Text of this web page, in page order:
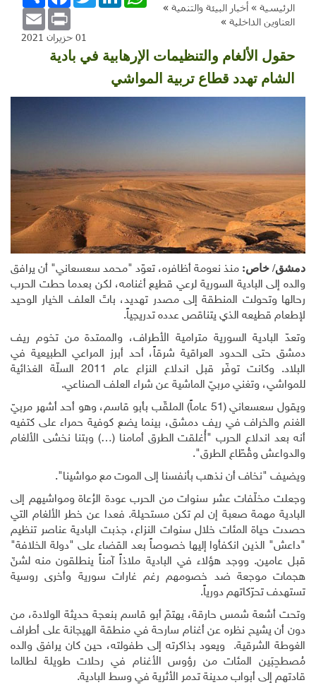
الرئيسية » أخبار البيئة والتنمية »
العناوين الداخلية »
Email Print
01 حزيران 2021
حقول الألغام والتنظيمات الإرهابية في بادية
الشام تهدد قطاع تربية المواشي
دمشق/ خاص: منذ نعومة أظافره، تعوّد "محمد سعسعاني" أن يرافق
والده إلى البادية السورية لرعي قطيع أغنامه، لكن بعدما حطت الحرب
رحالها وتحولت المنطقة إلى مصدر تهديد، باتَ العلف الخيار الوحيد
لإطعام قطيعه الذي يتناقص عدده تدريجياً.
وتعدّ البادية السورية مترامية الأطراف، والممتدة من تخوم ريف
دمشق حتى الحدود العراقية شرقاً، أحد أبرز المراعي الطبيعية في
البلاد. وكانت توفّر قبل اندلاع النزاع عام 2011 السلّة الغذائية
للمواشي، وتغني مربيّ الماشية عن شراء العلف الصناعي.
ويقول سعسعاني (51 عاماً) الملقّب بأبو قاسم، وهو أحد أشهر مربيّ
الغنم والخراف في ريف دمشق، بينما يضع كوفية حمراء على كتفيه
أنه بعد اندلاع الحرب "أُغلقت الطرق أمامنا (…) وبتنا نخشى الألغام
والدواعش وقُطّاع الطرق".
ويضيف "نخاف أن نذهب بأنفسنا إلى الموت مع مواشينا".
وجعلت مخلّفات عشر سنوات من الحرب عودة الرُعاة ومواشيهم إلى
البادية مهمة صعبة إن لم تكن مستحيلة. فعدا عن خطر الألغام التي
حصدت حياة المئات خلال سنوات النزاع، جذبت البادية عناصر تنظيم
"داعش" الذين انكفأوا إليها خصوصاً بعد القضاء على "دولة الخلافة"
قبل عامين. ووجد هؤلاء في البادية ملاذاً آمناً ينطلقون منه لشنّ
هجمات موجعة ضد خصومهم رغم غارات سورية وأخرى روسية
تستهدف تحرّكاتهم دورياً.
وتحت أشعة شمس حارقة، يهتمّ أبو قاسم بنعجة حديثة الولادة، من
دون أن يشيح نظره عن أغنام سارحة في منطقة الهيجانة على أطراف
الغوطة الشرقية. ويعود بذاكرته إلى طفولته، حين كان يرافق والده
مُصطحِبَين المئات من رؤوس الأغنام في رحلات طويلة لطالما
قادتهم إلى أبواب مدينة تدمر الأثرية في وسط البادية.